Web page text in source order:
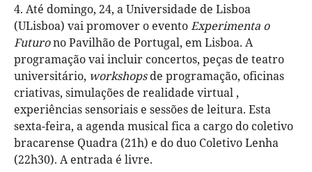
4. Até domingo, 24, a Universidade de Lisboa
(ULisboa) vai promover o eventoExperimenta o
Futurono Pavilhão de Portugal, em Lisboa. A
programação vai incluir concertos, peças de teatro
universitário, workshopsde programação, oficinas
criativas, simulações de realidade virtual ,
experiências sensoriais e sessões de leitura. Esta
sexta-feira, a agenda musical fica a cargo do coletivo
bracarense Quadra (21h) e do duo Coletivo Lenha
(22h30). A entrada é livre.